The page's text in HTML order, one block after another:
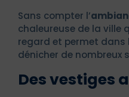
Sans compter l’
chaleureuse de la ville
regard et permet dans
dénicher de nombreux
Des vestiges